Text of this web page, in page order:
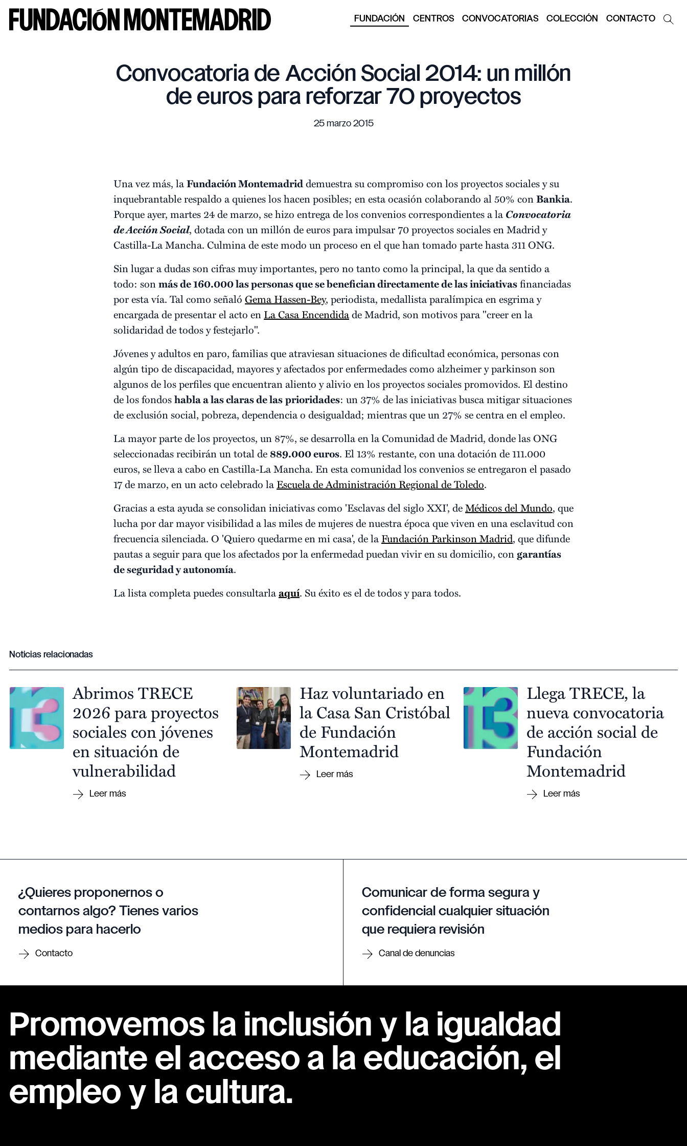
FUNDACIÓN CENTROS CONVOCATORIAS COLECCIÓN CONTACTO
Convocatoria de Acción Social 2014: un millón
de euros para reforzar 70 proyectos
25 marzo 2015
Una vez más, laFundación Montemadriddemuestra su compromiso con los proyectos sociales y su
inquebrantable respaldo a quienes los hacen posibles; en esta ocasión colaborando al 50% conBankia.
Porque ayer, martes 24 de marzo, se hizo entrega de los convenios correspondientes a la Convocatoria
de Acción Social, dotada con un millón de euros para impulsar 70 proyectos sociales en Madrid y
Castilla-La Mancha. Culmina de este modo un proceso en el que han tomado parte hasta 311 ONG.
Sin lugar a dudas son cifras muy importantes, pero no tanto como la principal, la que da sentido a
todo: sonmás de 160.000 las personas que se benefician directamente de las iniciativasfinanciadas
por esta vía. Tal como señaló Gema Hassen-Bey, periodista, medallista paralímpica en esgrima y
encargada de presentar el acto en La Casa Encendidade Madrid, son motivos para "creer en la
solidaridad de todos y festejarlo".
Jóvenes y adultos en paro, familias que atraviesan situaciones de dificultad económica, personas con
algún tipo de discapacidad, mayores y afectados por enfermedades como alzheimer y parkinson son
algunos de los perfiles que encuentran aliento y alivio en los proyectos sociales promovidos. El destino
de los fondoshabla a las claras de lasprioridades: un 37% de las iniciativas busca mitigar situaciones
de exclusión social, pobreza, dependencia o desigualdad; mientras que un 27% se centra en el empleo.
La mayor parte de los proyectos, un 87%, se desarrolla en la Comunidad de Madrid, donde las ONG
seleccionadas recibirán un total de889.000 euros. El 13% restante, con una dotación de 111.000
euros, se lleva a cabo en Castilla-La Mancha. En esta comunidad los convenios se entregaron el pasado
17 de marzo, en un acto celebrado la Escuela de Administración Regional de Toledo.
Gracias a esta ayuda se consolidan iniciativas como 'Esclavas del siglo XXI', deMédicos del Mundo, que
lucha por dar mayor visibilidad a las miles de mujeres de nuestra época que viven en una esclavitud con
frecuencia silenciada. O 'Quiero quedarme en mi casa', de la Fundación Parkinson Madrid, que difunde
pautas a seguir para que los afectados por la enfermedad puedan vivir en su domicilio, con garantías
de seguridad y autonomía.
La lista completa puedes consultarlaaquí. Su éxito es el de todos y para todos.
Noticias relacionadas
Abrimos TRECE
2026 para proyectos
sociales con jóvenes
en situación de
vulnerabilidad
Haz voluntariado en
la Casa San Cristóbal
de Fundación
Montemadrid
Llega TRECE, la
nueva convocatoria
de acción social de
Fundación
Montemadrid
¿Quieres proponernos o
contarnos algo? Tienes varios
medios para hacerlo
Contacto
Comunicar de forma segura y
confidencial cualquier situación
que requiera revisión
Canal de denuncias
Promovemos la inclusión y la igualdad
mediante el acceso a la educación, el
empleo y la cultura.